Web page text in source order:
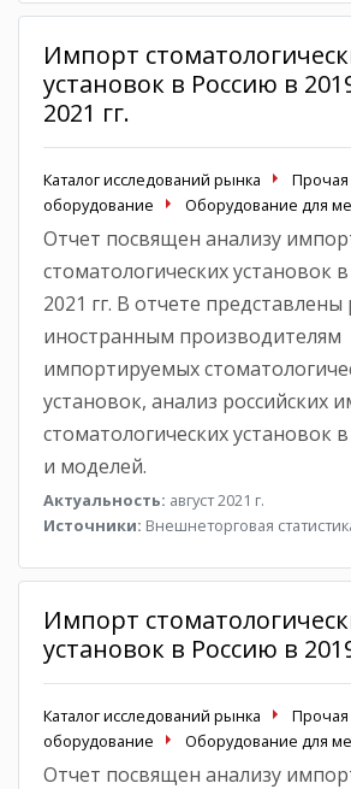
Импорт
установок в Россию в
2021 гг.
Каталог исследований рынка
Прочая
оборудование
Оборудование для
Отчет посвящен анализу
стоматологических установок
2021 гг. В отчете
иностранным производителям
импортируемых
установок, анализ российских
стоматологических установок
и моделей.
Актуальность: август 2021 г.
Источники: Внешнеторговая
Импорт
установок в Россию в
Каталог исследований рынка
Прочая
оборудование
Оборудование для
Отчет посвящен анализу